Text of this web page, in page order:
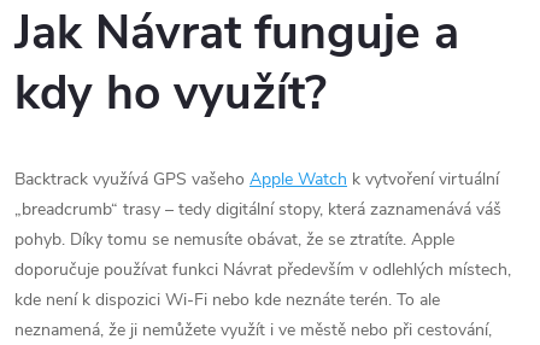
Jak Návrat funguje a
kdy ho využít?
Backtrack využívá GPS vašeho Apple Watch k vytvoření virtuální
„breadcrumb“ trasy – tedy digitální stopy, která zaznamenává váš
pohyb. Díky tomu se nemusíte obávat, že se ztratíte. Apple
doporučuje používat funkci Návrat především v odlehlých místech,
kde není k dispozici Wi-Fi nebo kde neznáte terén. To ale
neznamená, že ji nemůžete využít i ve městě nebo při cestování,